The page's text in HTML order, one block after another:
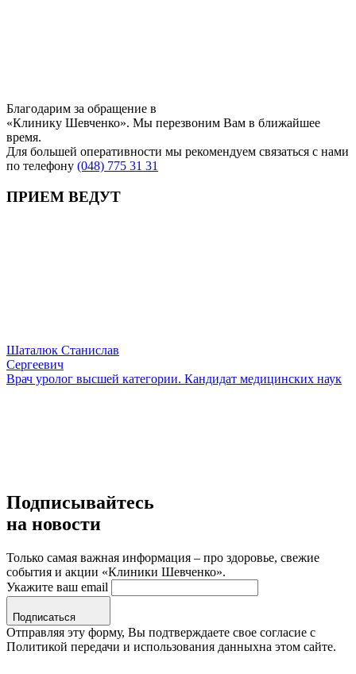
Благодарим за обращение в
«Клинику Шевченко». Мы перезвоним Вам в ближайшее
время.
Для большей оперативности мы рекомендуем связаться с нами
по телефону (048) 775 31 31
ПРИЕМ ВЕДУТ
Шаталюк Станислав
Сергеевич
Врач уролог высшей категории. Кандидат медицинских наук
Подписывайтесь
на новости
Только самая важная информация – про здоровье, свежие
события и акции «Клиники Шевченко».
Укажите ваш email
Подписаться
Отправляя эту форму, Вы подтверждаете свое согласие с
Политикой передачи и использования данныхна этом сайте.